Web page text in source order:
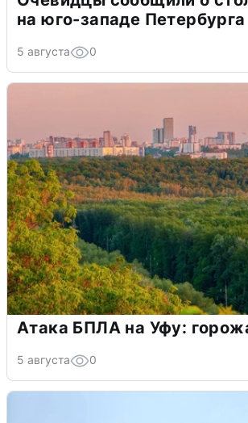
на юго-западе Петербурга
5 августа 0
Атака БПЛА на Уфу:
5 августа 0